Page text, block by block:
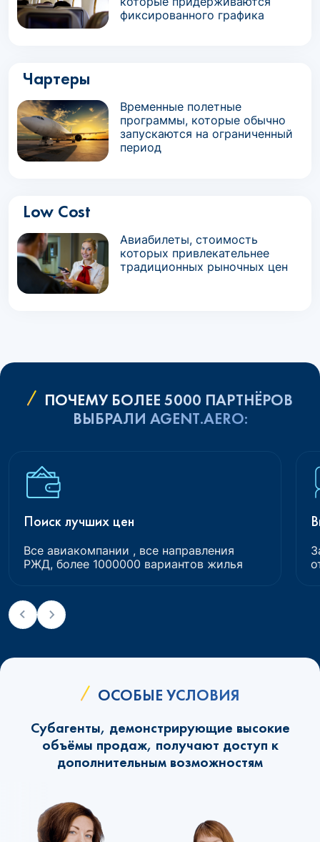
фиксированного графика
Чартеры
Временные полетные
программы, которые обычно
запускаются на ограниченный
период
Low Cost
Авиабилеты, стоимость
которых привлекательнее
традиционных рыночных цен
ПОЧЕМУ БОЛЕЕ 5000 ПАРТНЁРОВ
ВЫБРАЛИ AGENT.AERO:
Поиск лучших цен
Все авиакомпании , все направления
РЖД, более 1000000 вариантов жилья
ОСОБЫЕ УСЛОВИЯ
Субагенты, демонстрирующие высокие
объёмы продаж, получают доступ к
дополнительным возможностям